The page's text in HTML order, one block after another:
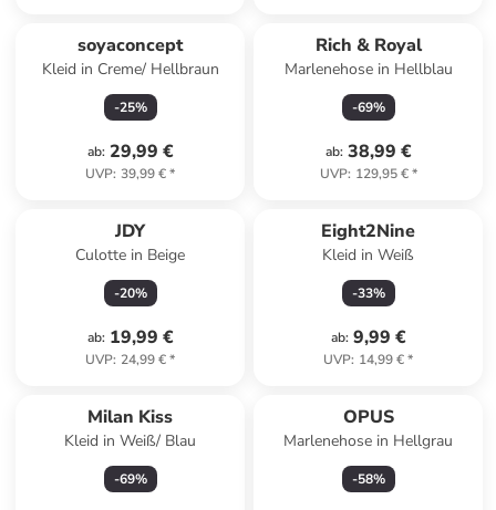
soyaconcept
Kleid in Creme/ Hellbraun
-25%
ab: 29,99 €
UVP: 39,99 €*
Rich & Royal
Marlenehose in Hellblau
-69%
ab: 38,99 €
UVP: 129,95 €*
JDY
Culotte in Beige
-20%
ab: 19,99 €
UVP: 24,99 €*
Eight2Nine
Kleid in Weiß
-33%
ab: 9,99 €
UVP: 14,99 €*
Milan Kiss
Kleid in Weiß/ Blau
-69%
OPUS
Marlenehose in Hellgrau
-58%